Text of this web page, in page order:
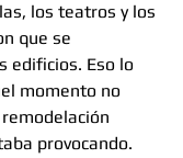
los teatros y los
que se
edificios. Eso lo
momento no
provocando.